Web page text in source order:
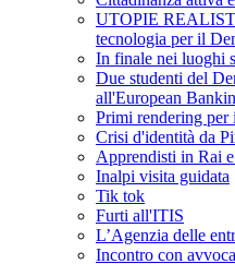
UTOPIE
tecnologia per il
In finale nei luoghi
Due studenti del
all'European
Primi rendering
Crisi d'identità da
Apprendisti in Rai
Inalpi visita guidata
Tik tok
Furti all'ITIS
L’Agenzia delle
Incontro con